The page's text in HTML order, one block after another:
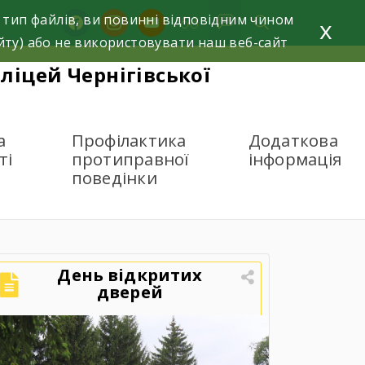
facebookinstagramyoutube
Чернігівської
Профілактика
протиправної
поведінки
Додаткова
інформація
День відкритих
дверей
файлів, ви повинні відповідним чином
або не використовувати наш веб-сайт
x